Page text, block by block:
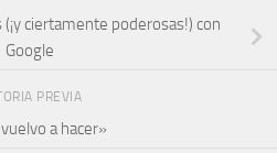
ciertamente poderosas!) con
Google
PREVIA
a hacer»